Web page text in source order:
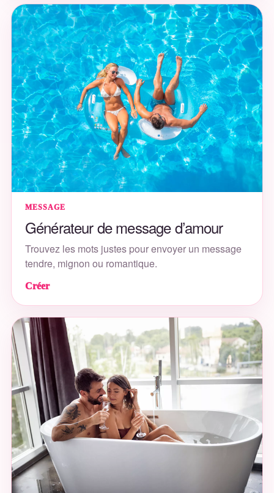
MESSAGE
Générateur de message d’amour
Trouvez les mots justes pour envoyer un message
tendre, mignon ou romantique.
Créer